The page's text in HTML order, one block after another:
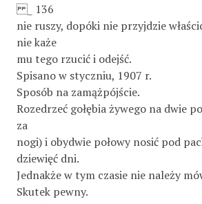
_ 136
nie ruszy, dopóki nie przyjdzie
nie każe
mu tego rzucić i odejść.
Spisano w styczniu, 1907 r.
Sposób na zamążpójście.
Rozedrzeć gołębia żywego na dwie
za
nogi) i obydwie połowy nosić pod
dziewięć dni.
Jednakże w tym czasie nie należy
Skutek pewny.